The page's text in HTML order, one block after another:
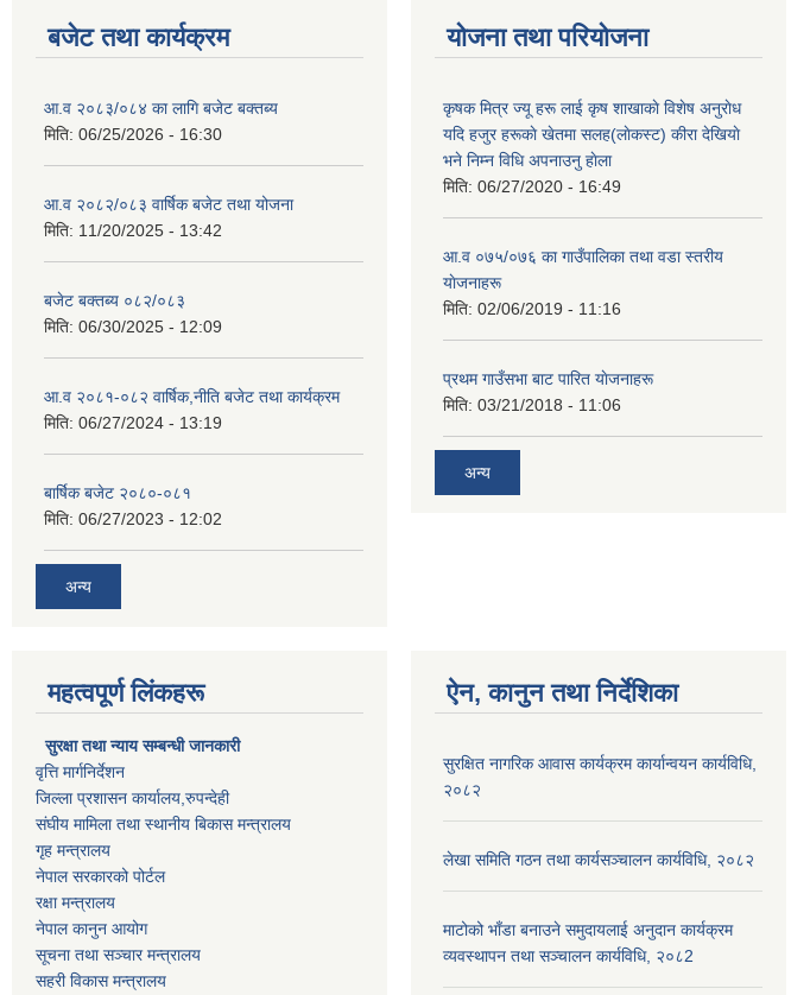
बजेट तथा कार्यक्रम
आ.व २०८३/०८४ का लागि बजेट बक्तब्य
मिति: 06/25/2026 - 16:30
आ.व २०८२/०८३ वार्षिक बजेट तथा योजना
मिति: 11/20/2025 - 13:42
बजेट बक्तब्य ०८२/०८३
मिति: 06/30/2025 - 12:09
आ.व २०८१-०८२ वार्षिक,नीति बजेट तथा कार्यक्रम
मिति: 06/27/2024 - 13:19
बार्षिक बजेट २०८०-०८१
मिति: 06/27/2023 - 12:02
अन्य
योजना तथा परियोजना
कृषक मित्र ज्यू हरू लाई कृष शाखाकाे विशेष अनुराेध
यदि हजुर हरूकाे खेतमा सलह(लाेकस्ट) कीरा देखियाे
भने निम्न विधि अपनाउनु हाेला
मिति: 06/27/2020 - 16:49
आ‍.व ०७५/०७६ का गाउँपालिका तथा वडा स्तरीय
याेजनाहरू
मिति: 02/06/2019 - 11:16
प्रथम गाउँसभा बाट पारित याेजनाहरू
मिति: 03/21/2018 - 11:06
अन्य
महत्वपूर्ण लिंकहरू
सुरक्षा तथा न्याय सम्बन्धी जानकारी
वृत्ति मार्गनिर्देशन
जिल्ला प्रशासन कार्यालय,रुपन्देही
संघीय मामिला तथा स्थानीय बिकास मन्त्रालय
गृह मन्त्रालय
नेपाल सरकारको पोर्टल
रक्षा मन्त्रालय
नेपाल कानुन आयोग
सूचना तथा सञ्चार मन्त्रालय
सहरी विकास मन्त्रालय
ऐन, कानुन तथा निर्देशिका
सुरक्षित नागरिक आवास कार्यक्रम कार्यान्वयन कार्यविधि,
२०८२
लेखा समिति गठन तथा कार्यसञ्चालन कार्यविधि, २०८२
माटोको भाँडा बनाउने समुदायलाई अनुदान कार्यक्रम
व्यवस्थापन तथा सञ्चालन कार्यविधि, २०८2